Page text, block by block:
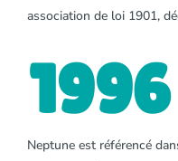
association de loi 1901,
1996
Neptune est référencé